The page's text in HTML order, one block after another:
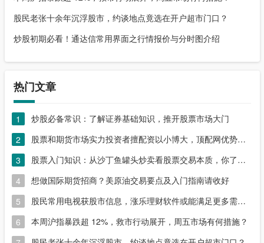
股民老张十余年沉浮股市，约谈地点竟选在开户超市门口？
炒股初期必看！通达信常用界面之行情报价与分时图介绍
热门文章
1
炒股必备常识：了解证券基础知识，推开股票市场大门
2
股票和期货市场实力投资者擅配资以小博大，顶配网优势尽显
3
股票入门知识：从沙丁鱼罐头炒卖看股票交易本质，你了解吗？
4
想做国际期货招商？美原油交易要点及入门指南请收好
5
股民常用电视获股市信息，涨乐理财软件或能满足更多需求？
6
本周沪指暴跌超 12%，救市行动展开，周五市场有何措施？